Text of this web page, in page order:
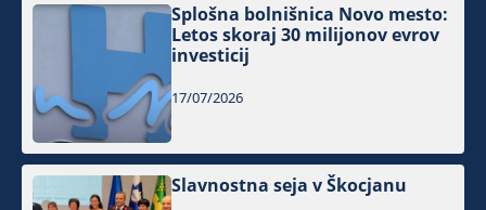
Splošna bolnišnica Novo mesto:
Letos skoraj 30 milijonov evrov
investicij
17/07/2026
Slavnostna seja v Škocjanu